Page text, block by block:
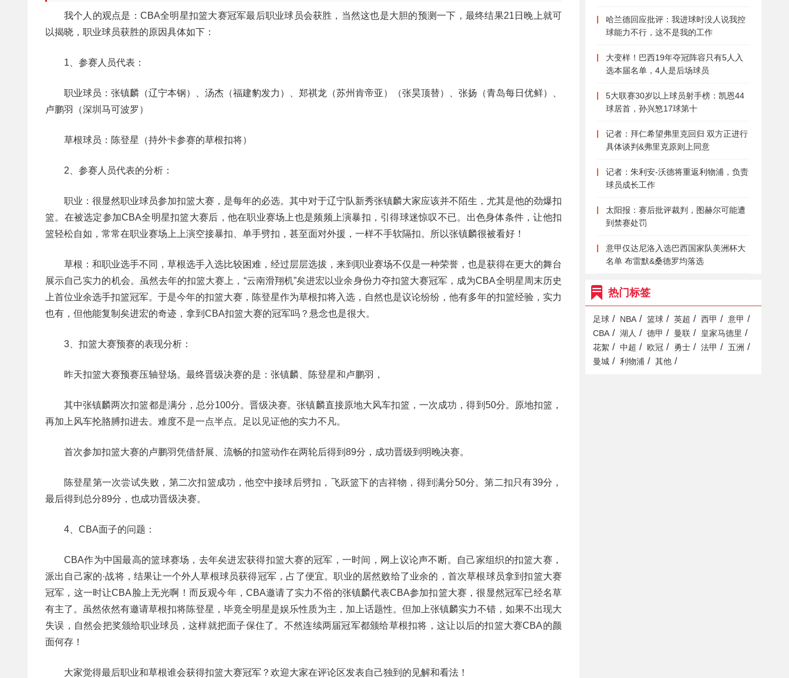
我个人的观点是：CBA全明星扣篮大赛冠军最后职业球员会获胜，当然这也是大胆的预测一下，最终结果21日晚上就可
以揭晓，职业球员获胜的原因具体如下：
1、参赛人员代表：
职业球员：张镇麟（辽宁本钢）、汤杰（福建豹发力）、郑祺龙（苏州肯帝亚）（张昊顶替）、张扬（青岛每日优鲜）、
卢鹏羽（深圳马可波罗）
草根球员：陈登星（持外卡参赛的草根扣将）
2、参赛人员代表的分析：
职业：很显然职业球员参加扣篮大赛，是每年的必选。其中对于辽宁队新秀张镇麟大家应该并不陌生，尤其是他的劲爆扣
篮。在被选定参加CBA全明星扣篮大赛后，他在职业赛场上也是频频上演暴扣，引得球迷惊叹不已。出色身体条件，让他扣
篮轻松自如，常常在职业赛场上上演空接暴扣、单手劈扣，甚至面对外援，一样不手软隔扣。所以张镇麟很被看好！
草根：和职业选手不同，草根选手入选比较困难，经过层层选拔，来到职业赛场不仅是一种荣誉，也是获得在更大的舞台
展示自己实力的机会。虽然去年的扣篮大赛上，“云南滑翔机”矣进宏以业余身份力夺扣篮大赛冠军，成为CBA全明星周末历史
上首位业余选手扣篮冠军。于是今年的扣篮大赛，陈登星作为草根扣将入选，自然也是议论纷纷，他有多年的扣篮经验，实力
也有，但他能复制矣进宏的奇迹，拿到CBA扣篮大赛的冠军吗？悬念也是很大。
3、扣篮大赛预赛的表现分析：
昨天扣篮大赛预赛压轴登场。最终晋级决赛的是：张镇麟、陈登星和卢鹏羽，
其中张镇麟两次扣篮都是满分，总分100分。晋级决赛。张镇麟直接原地大风车扣篮，一次成功，得到50分。原地扣篮，
再加上风车抡胳膊扣进去。难度不是一点半点。足以见证他的实力不凡。
首次参加扣篮大赛的卢鹏羽凭借舒展、流畅的扣篮动作在两轮后得到89分，成功晋级到明晚决赛。
陈登星第一次尝试失败，第二次扣篮成功，他空中接球后劈扣，飞跃篮下的吉祥物，得到满分50分。第二扣只有39分，
最后得到总分89分，也成功晋级决赛。
4、CBA面子的问题：
CBA作为中国最高的篮球赛场，去年矣进宏获得扣篮大赛的冠军，一时间，网上议论声不断。自己家组织的扣篮大赛，
派出自己家的·战将，结果让一个外人草根球员获得冠军，占了便宜。职业的居然败给了业余的，首次草根球员拿到扣篮大赛
冠军，这一时让CBA脸上无光啊！而反观今年，CBA邀请了实力不俗的张镇麟代表CBA参加扣篮大赛，很显然冠军已经名草
有主了。虽然依然有邀请草根扣将陈登星，毕竟全明星是娱乐性质为主，加上话题性。但加上张镇麟实力不错，如果不出现大
失误，自然会把奖颁给职业球员，这样就把面子保住了。不然连续两届冠军都颁给草根扣将，这让以后的扣篮大赛CBA的颜
面何存！
大家觉得最后职业和草根谁会获得扣篮大赛冠军？欢迎大家在评论区发表自己独到的见解和看法！
哈兰德回应批评：我进球时没人说我控
球能力不行，这不是我的工作
大变样！巴西19年夺冠阵容只有5人入
选本届名单，4人是后场球员
5大联赛30岁以上球员射手榜：凯恩44
球居首，孙兴慜17球第十
记者：拜仁希望弗里克回归 双方正进行
具体谈判&弗里克原则上同意
记者：朱利安-沃德将重返利物浦，负责
球员成长工作
太阳报：赛后批评裁判，图赫尔可能遭
到禁赛处罚
意甲仅达尼洛入选巴西国家队美洲杯大
名单 布雷默&桑德罗均落选
热门标签
足球 / NBA / 篮球 / 英超 / 西甲 / 意甲 /
CBA / 湖人 / 德甲 / 曼联 / 皇家马德里 /
花絮 / 中超 / 欧冠 / 勇士 / 法甲 / 五洲 /
曼城 / 利物浦 / 其他 /